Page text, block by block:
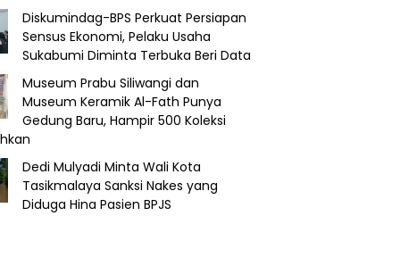
Diskumindag-BPS Perkuat Persiapan
Sensus Ekonomi, Pelaku Usaha
Sukabumi Diminta Terbuka Beri Data
Museum Prabu Siliwangi dan
Museum Keramik Al-Fath Punya
Gedung Baru, Hampir 500 Koleksi
Dedi Mulyadi Minta Wali Kota
Tasikmalaya Sanksi Nakes yang
Diduga Hina Pasien BPJS